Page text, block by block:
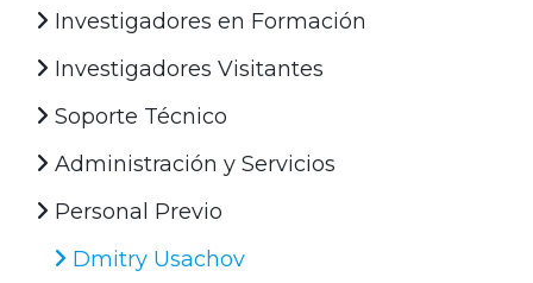
Investigadores en Formación
Investigadores Visitantes
Soporte Técnico
Administración y Servicios
Personal Previo
Dmitry Usachov